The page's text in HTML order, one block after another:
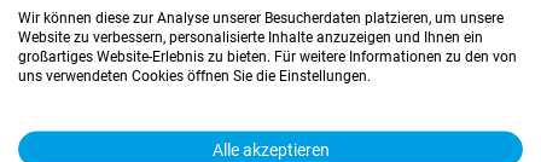
› Berchtesgaden
Wissenswertes
Zahlung
Wir können diese zur Analyse unserer Besucherdaten platzieren, um unsere
Website zu verbessern, personalisierte Inhalte anzuzeigen und Ihnen ein
großartiges Website-Erlebnis zu bieten. Für weitere Informationen zu den von
uns verwendeten Cookies öffnen Sie die Einstellungen.
Alle akzeptieren